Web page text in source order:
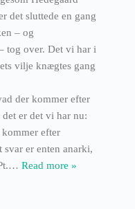
det sluttede en gang
– og
tog over. Det vi har i
vilje knægtes gang
der kommer efter
er det vi har nu:
efter
er enten anarki,
… Read more »